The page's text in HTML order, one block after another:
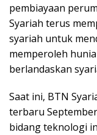
pembiayaan
Syariah terus
syariah untuk
memperoleh
berlandaskan
Saat ini, BTN
terbaru
bidang teknologi